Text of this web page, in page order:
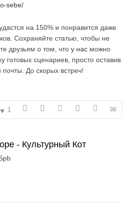
sebe/
на 150% и понравится даже
Сохраняйте статью, чтобы не
друзьям о том, что у нас можно
готовых сценариев, просто оставив
До скорых встреч!
1
- Культурный Кот